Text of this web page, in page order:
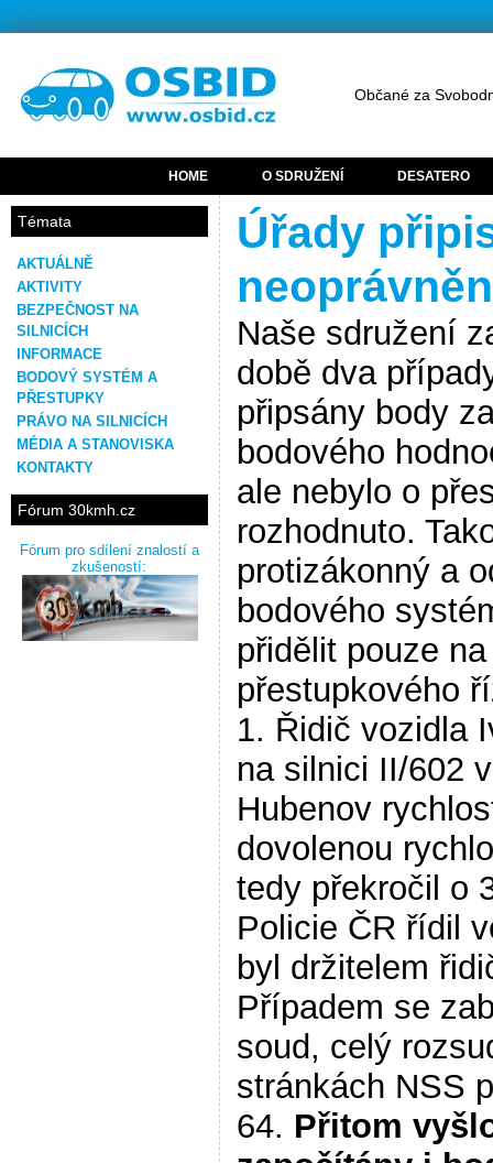
Občané za
HOME O SDRUŽENÍ DESATERO
Témata
AKTUÁLNĚ
AKTIVITY
BEZPEČNOST NA
SILNICÍCH
INFORMACE
BODOVÝ SYSTÉM A
PŘESTUPKY
PRÁVO NA SILNICÍCH
MÉDIA A STANOVISKA
KONTAKTY
Fórum 30kmh.cz
Fórum pro sdílení znalostí a
zkušeností:
Úřady
Naše sdružení
době dva
připsány body
bodového
ale nebylo o
rozhodnuto.
protizákonný a
bodového
přidělit pouze
přestupkového
1. Řidič vozidla
na silnici II/602
Hubenov
dovolenou
tedy překročil o
Policie ČR řídil
byl držitelem
Případem se
soud, celý
stránkách NSS
64. Přitom